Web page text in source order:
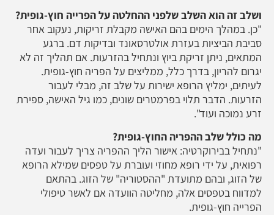
ושלב זה הוא השלב שלפני ההחלטה על הפרייה חוץ-גופית?
"כן. במהלך הימים בהם האישה מקבלת זריקות, נעקוב אחר
סביבת הביציות בעזרת אולטרסאונד ובדיקות דם. ברגע
המתאים, ניתן זריקת ביוץ ונתחיל בהזרעות. אם תהליך זה לא
יגרום להריון, בדרך כלל, ממליצים על הפריה חוץ-גופית.
לעיתים, ימליץ הרופא ישירות על שלב זה, מבלי לעבור
הזרעות. הדבר תלוי בפרמטרים שונים, כמו גיל האישה, ספירת
זרע נמוכה ועוד".
מה כולל שלב ההפריה החוץ-גופית?
"נתחיל בבירוקרטיה: אישור הליך ההפריה צריך לעבור ועדה
רפואית, על ידי רופא מחוזי ועוברת על טפסים שמילא הרופא
של הזוג, ובהם מתועדת "ההסטוריה" של הזוג. בהתאם
למדווח בטפסים אלה, מחליטה הוועדה אם לאשר טיפולי
הפרייה חוץ-גופית.